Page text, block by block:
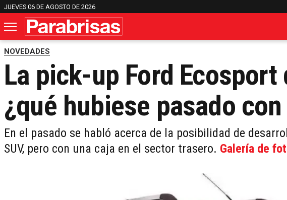
JUEVES 06 DE AGOSTO DE 2026
NOVEDADES
La pick-up Ford Ecosport
¿qué hubiese pasado
En el pasado se habló acerca de la posibilidad de
SUV, pero con una caja en el sector trasero. Galería de